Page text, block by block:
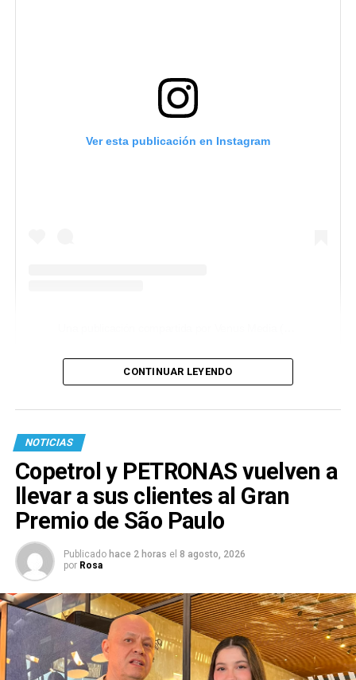
Ver esta publicación en Instagram
CONTINUAR LEYENDO
NOTICIAS
Copetrol y PETRONAS vuelven a
llevar a sus clientes al Gran
Premio de São Paulo
Publicado hace 2 horas el 8 agosto, 2026
por Rosa